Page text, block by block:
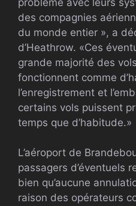
des compagnies
du monde entier », a
d’Heathrow. «Ces
grande majorité des
fonctionnent comme
l’enregistrement et
certains vols puissent
temps que d’habitude.»
L’aéroport de
passagers d’éventuels
bien qu’aucune
raison des opérateurs